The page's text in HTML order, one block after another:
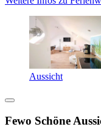
Aussicht
Fewo Schöne